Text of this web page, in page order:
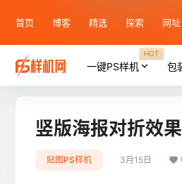
首页 博客 精选 探索 网址
一键PS样机
HOT
包
竖版海报对折效
贴图PS样机 3月15日